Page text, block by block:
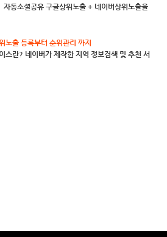
동소셜공유 구글상위노출 + 네이버상위노출을
노출 등록부터 순위관리 까지
스란? 네이버가 제작한 지역 정보검색 및 추천 서